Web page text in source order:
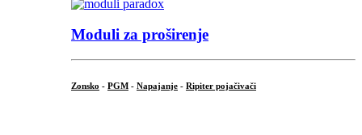
Moduli za proširenje
Zonsko - PGM - Napajanje - Ripiter pojačivači